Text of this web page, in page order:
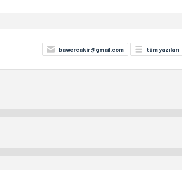
bawercakir@gmail.com tüm yazıları